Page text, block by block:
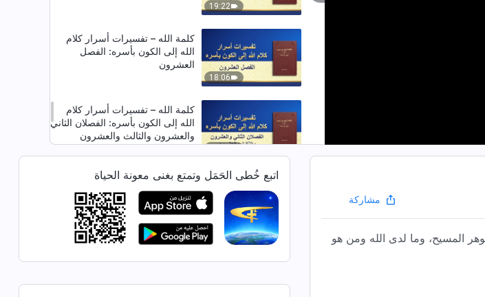
19:22
18:06
كلمة الله – تفسيرات أسرار كلام
الله إلى الكون بأسره: الفصل
العشرون
كلمة الله – تفسيرات أسرار كلام
الله إلى الكون بأسره: الفصلان الثاني
والعشرون والثالث والعشرون
17:59
كلمة الله – تفسيرات أسرار كلام
الله إلى الكون بأسره: الفصلان الرابع
والعشرون والخامس والعشرون
الله إلى الكون بأسره: الفصل
مشاركة
المسيح، وما لدى الله ومن هو
اتبع خُطى الحَمَل وتمتع بغنى معونة الحياة